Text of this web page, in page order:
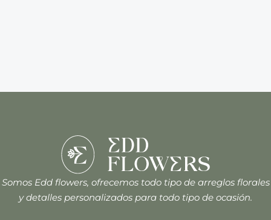
Somos Edd flowers, ofrecemos todo tipo de arreglos florales
y detalles personalizados para todo tipo de ocasión.